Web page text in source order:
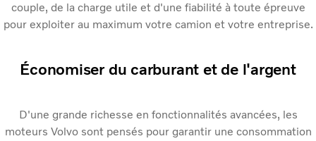
couple, de la charge utile et d'une fiabilité à toute épreuve
pour exploiter au maximum votre camion et votre entreprise.
Économiser du carburant et de l'argent
D'une grande richesse en fonctionnalités avancées, les
moteurs Volvo sont pensés pour garantir une consommation